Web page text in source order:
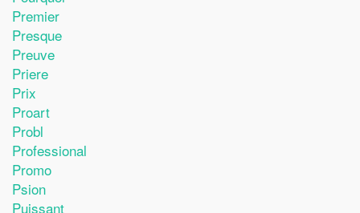
Premier
Presque
Preuve
Priere
Prix
Proart
Probl
Professional
Promo
Psion
Puissant